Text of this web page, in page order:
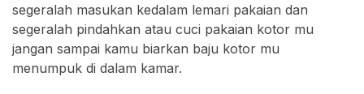
segeralah masukan kedalam lemari pakaian dan
segeralah pindahkan atau cuci pakaian kotor mu
jangan sampai kamu biarkan baju kotor mu
menumpuk di dalam kamar.